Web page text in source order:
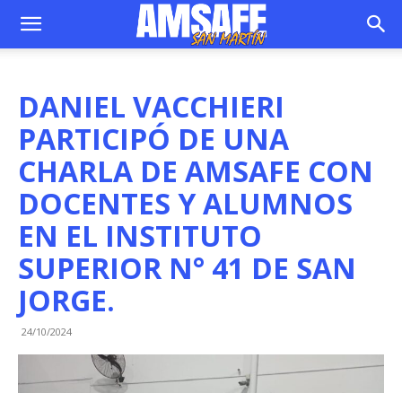
DANIEL VACCHIERI
PARTICIPÓ DE UNA
CHARLA DE AMSAFE CON
DOCENTES Y ALUMNOS
EN EL INSTITUTO
SUPERIOR N° 41 DE SAN
JORGE.
24/10/2024